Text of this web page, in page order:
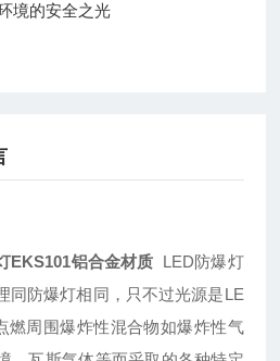
境的安全之光
EKS101铝合金材质 LED防爆灯
同防爆灯相同，只不过光源是LE
燃周围爆炸性混合物如爆炸性气